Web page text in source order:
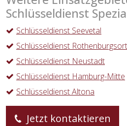
Schlüsseldienst
Schlüsseldienst Seevetal
Schlüsseldienst Rothenburgsort
Schlüsseldienst Neustadt
Schlüsseldienst Hamburg-Mitte
Schlüsseldienst Altona
Jetzt kontaktieren